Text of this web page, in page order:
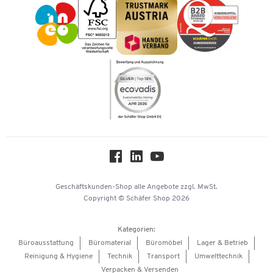
Impressum
Karriere
Kataloge
Geschäftskunden-Shop alle Angebote zzgl. MwSt.
Copyright © Schäfer Shop 2026
Kategorien:
Büroausstattung
Büromaterial Büromöbel
Lager & Betrieb
Reinigung & Hygiene
Technik Transport
Umwelttechnik
Verpacken & Versenden